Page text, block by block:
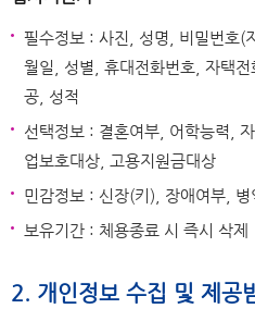
필수정보 : 사진, 성명, 비밀번호(
월일, 성별, 휴대전화번호, 자택
공, 성적
선택정보 : 결혼여부, 어학능력,
업보호대상, 고용지원금대상
민감정보 : 신장(키), 장애여부, 병
보유기간 : 체용종료 시 즉시 삭제
2. 개인정보 수집 및 제공